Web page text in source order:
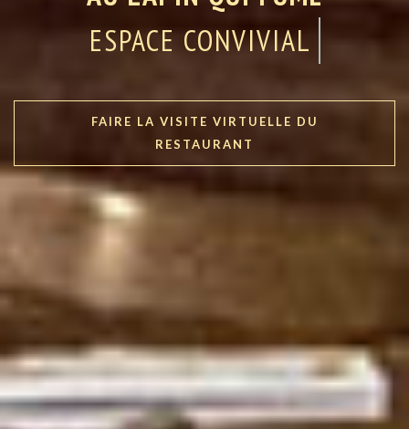
CUISINE
FAIRE LA VISITE VIRTUELLE DU
RESTAURANT